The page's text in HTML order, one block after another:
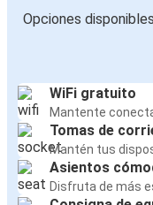
Opciones
WiFi gratuito
Mantente
Tomas de
Mantén tus
Asientos
Disfruta de más